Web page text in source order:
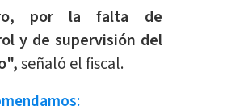
por la falta de
y de supervisión del
señaló el fiscal.